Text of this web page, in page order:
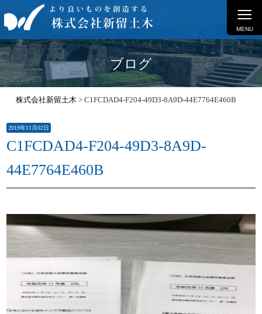
≡
MENU
ブログ
株式会社新留土木 > C1FCDAD4-F204-49D3-8A9D-44E7764E460B
2019年11月02日
C1FCDAD4-F204-49D3-8A9D-
44E7764E460B